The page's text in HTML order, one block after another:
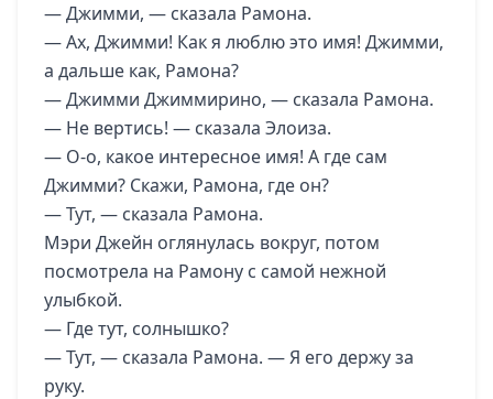
— Джимми, — сказала Рамона.
— Ах, Джимми! Как я люблю это имя! Джимми,
а дальше как, Рамона?
— Джимми Джиммирино, — сказала Рамона.
— Не вертись! — сказала Элоиза.
— О-о, какое интересное имя! А где сам
Джимми? Скажи, Рамона, где он?
— Тут, — сказала Рамона.
Мэри Джейн оглянулась вокруг, потом
посмотрела на Рамону с самой нежной
улыбкой.
— Где тут, солнышко?
— Тут, — сказала Рамона. — Я его держу за
руку.